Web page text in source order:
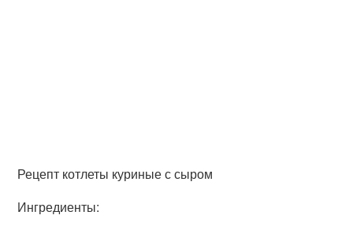
Рецепт котлеты куриные с сыром
Ингредиенты: